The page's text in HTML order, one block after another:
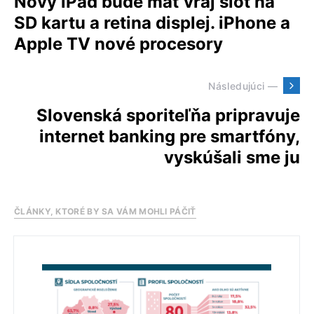
SD kartu a retina displej. iPhone a
Apple TV nové procesory
Následujúci —
Slovenská sporiteľňa pripravuje
internet banking pre smartfóny,
vyskúšali sme ju
ČLÁNKY, KTORÉ BY SA VÁM MOHLI PÁČIŤ